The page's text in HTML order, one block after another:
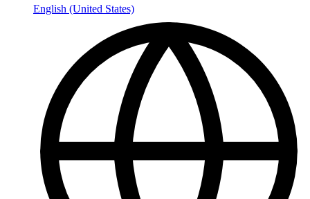
English (United States)